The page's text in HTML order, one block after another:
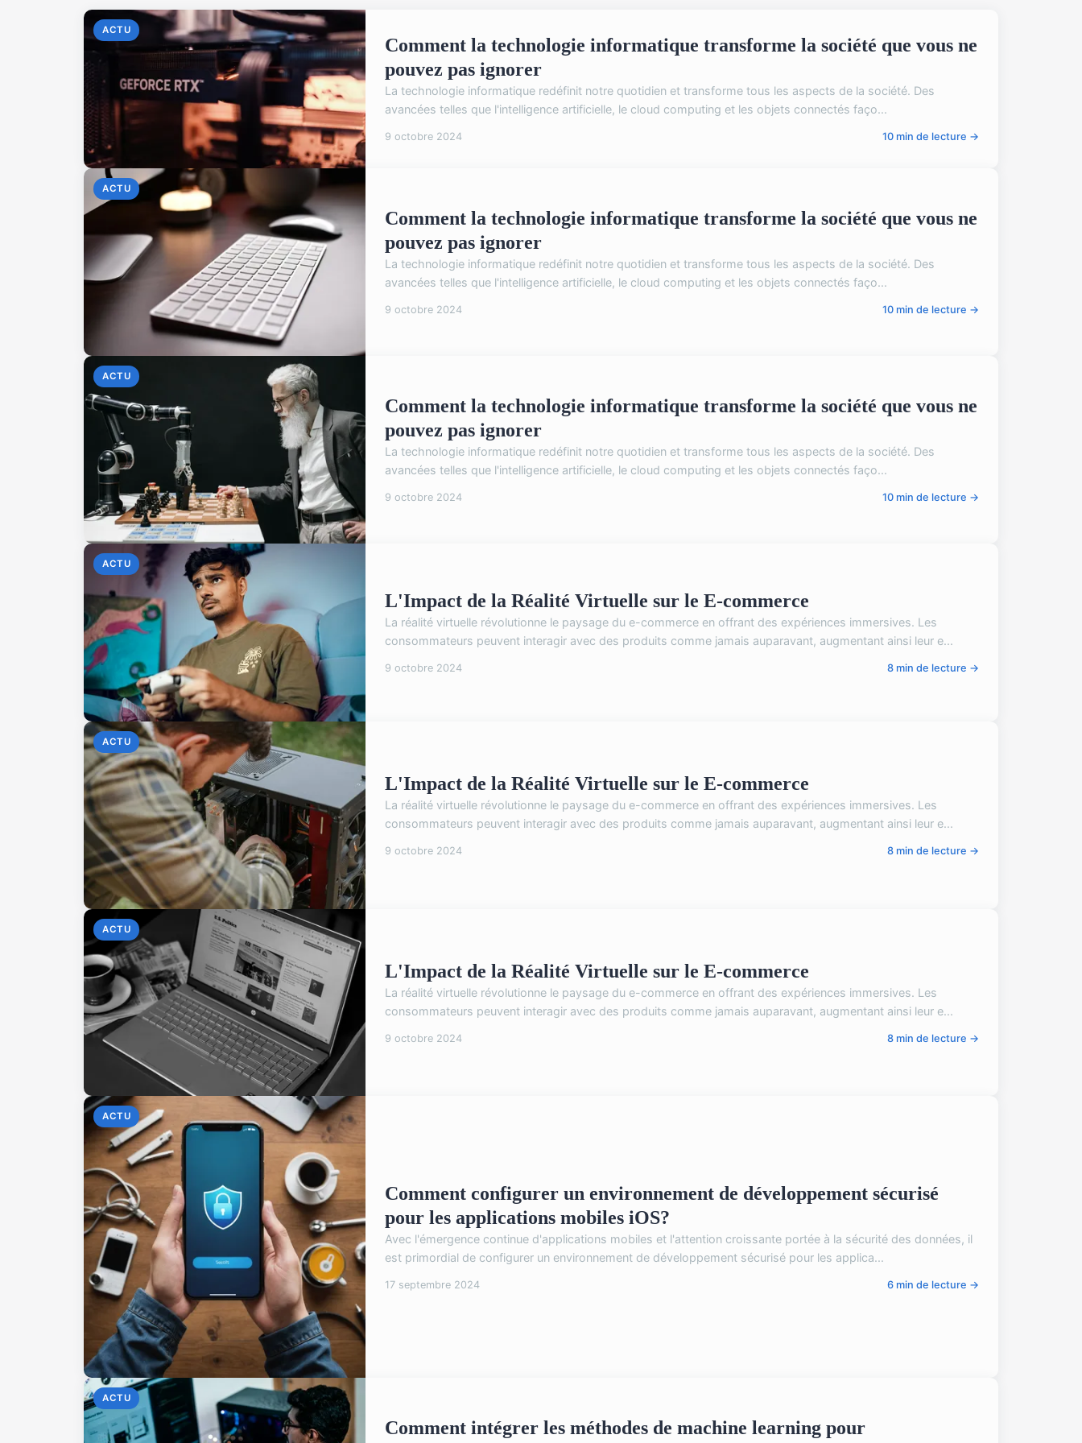
ACTU
Comment la technologie informatique transforme la société que vous ne
pouvez pas ignorer
La technologie informatique redéfinit notre quotidien et transforme tous les aspects de la société. Des
avancées telles que l'intelligence artificielle, le cloud computing et les objets connectés faço...
9 octobre 2024 10 min de lecture →
ACTU
Comment la technologie informatique transforme la société que vous ne
pouvez pas ignorer
La technologie informatique redéfinit notre quotidien et transforme tous les aspects de la société. Des
avancées telles que l'intelligence artificielle, le cloud computing et les objets connectés faço...
9 octobre 2024 10 min de lecture →
ACTU
Comment la technologie informatique transforme la société que vous ne
pouvez pas ignorer
La technologie informatique redéfinit notre quotidien et transforme tous les aspects de la société. Des
avancées telles que l'intelligence artificielle, le cloud computing et les objets connectés faço...
9 octobre 2024 10 min de lecture →
ACTU
L'Impact de la Réalité Virtuelle sur le E-commerce
La réalité virtuelle révolutionne le paysage du e-commerce en offrant des expériences immersives. Les
consommateurs peuvent interagir avec des produits comme jamais auparavant, augmentant ainsi leur e...
9 octobre 2024 8 min de lecture →
ACTU
L'Impact de la Réalité Virtuelle sur le E-commerce
La réalité virtuelle révolutionne le paysage du e-commerce en offrant des expériences immersives. Les
consommateurs peuvent interagir avec des produits comme jamais auparavant, augmentant ainsi leur e...
9 octobre 2024 8 min de lecture →
ACTU
L'Impact de la Réalité Virtuelle sur le E-commerce
La réalité virtuelle révolutionne le paysage du e-commerce en offrant des expériences immersives. Les
consommateurs peuvent interagir avec des produits comme jamais auparavant, augmentant ainsi leur e...
9 octobre 2024 8 min de lecture →
ACTU
Comment configurer un environnement de développement sécurisé
pour les applications mobiles iOS?
Avec l'émergence continue d'applications mobiles et l'attention croissante portée à la sécurité des données, il
est primordial de configurer un environnement de développement sécurisé pour les applica...
17 septembre 2024 6 min de lecture →
ACTU
Comment intégrer les méthodes de machine learning pour